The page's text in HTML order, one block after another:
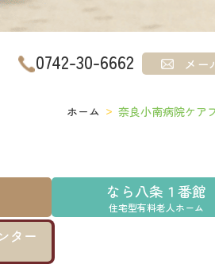
0742-30-6662 メー
ホーム 奈良小南病院ケア
なら八条１番館
住宅型有料老人ホーム
ター